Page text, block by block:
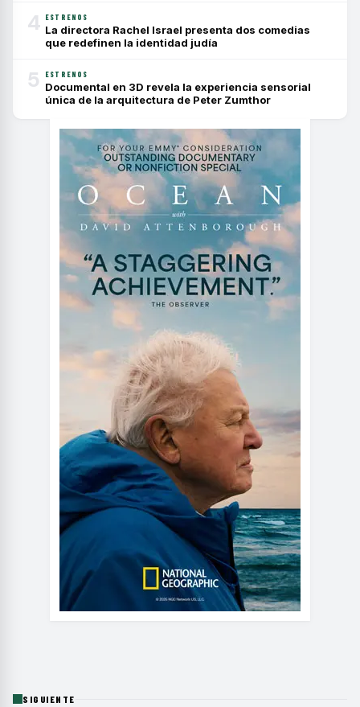
4 ESTRENOS
La directora Rachel Israel presenta dos comedias
que redefinen la identidad judía
5 ESTRENOS
Documental en 3D revela la experiencia sensorial
única de la arquitectura de Peter Zumthor
SIGUIENTE